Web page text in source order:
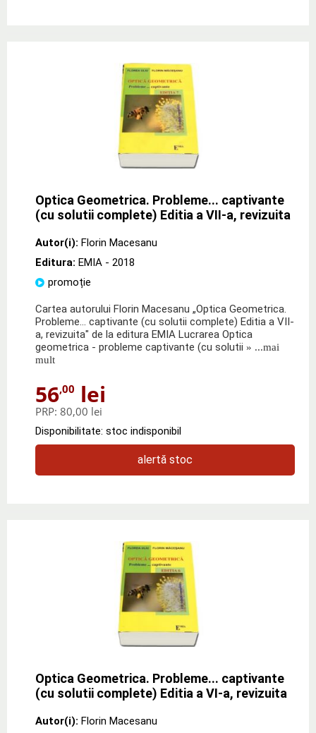
Optica Geometrica. Probleme... captivante
(cu solutii complete) Editia a VII-a, revizuita
Autor(i): Florin Macesanu
Editura: EMIA - 2018
promoție
Cartea autorului Florin Macesanu „Optica Geometrica.
Probleme... captivante (cu solutii complete) Editia a VII-
a, revizuita" de la editura EMIA Lucrarea Optica
geometrica - probleme captivante (cu solutii » ...mai
mult
56,00 lei
PRP: 80,00 lei
Disponibilitate: stoc indisponibil
alertă stoc
Optica Geometrica. Probleme... captivante
(cu solutii complete) Editia a VI-a, revizuita
Autor(i): Florin Macesanu